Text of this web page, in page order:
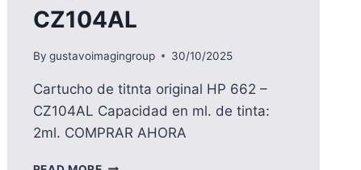
CZ104AL
By gustavoimagingroup 30/10/2025
Cartucho de titnta original HP 662 –
CZ104AL Capacidad en ml. de tinta:
2ml. COMPRAR AHORA
CARTUCHO